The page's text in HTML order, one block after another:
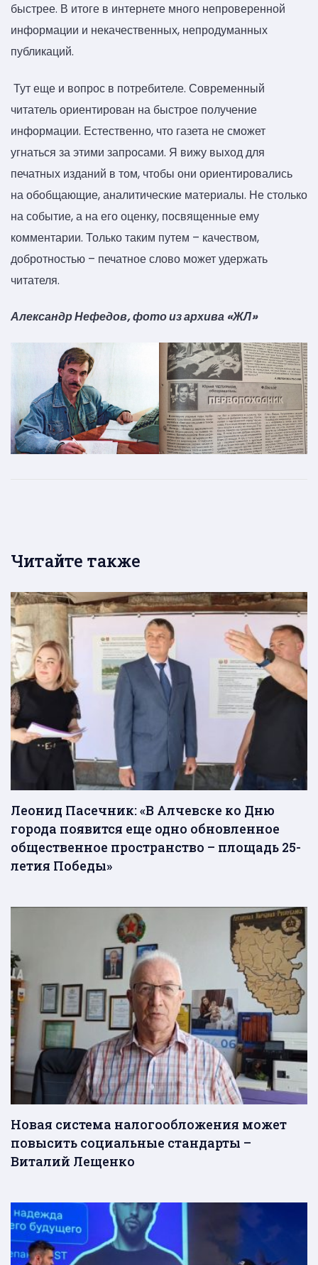
быстрее. В итоге в интернете много непроверенной
информации и некачественных, непродуманных
публикаций.
Тут еще и вопрос в потребителе. Современный
читатель ориентирован на быстрое получение
информации. Естественно, что газета не сможет
угнаться за этими запросами. Я вижу выход для
печатных изданий в том, чтобы они ориентировались
на обобщающие, аналитические материалы. Не столько
на событие, а на его оценку, посвященные ему
комментарии. Только таким путем – качеством,
добротностью – печатное слово может удержать
читателя.
Александр Нефедов, фото из архива «ЖЛ»
Читайте также
Леонид Пасечник: «В Алчевске ко Дню
города появится еще одно обновленное
общественное пространство – площадь 25-
летия Победы»
Новая система налогообложения может
повысить социальные стандарты –
Виталий Лещенко